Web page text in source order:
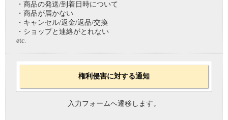
・商品の発送/到着日時について
・商品が届かない
・キャンセル/返金/返品/交換
・ショップと連絡がとれない
etc.
権利侵害に対する通知
入力フォームへ遷移します。